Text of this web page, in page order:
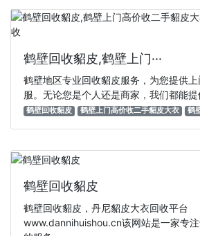
鹤壁回收貂皮,鹤壁上门···
鹤壁地区专业回收貂皮服务，为您提供
服。无论您是个人还是商家，我们都能提
鹤壁回收貂皮 鹤壁上门高价收二手貂皮大衣 鹤
鹤壁回收貂皮
鹤壁回收貂皮，丹尼貂皮大衣回收平台
www.dannihuishou.cn该网站是一家专